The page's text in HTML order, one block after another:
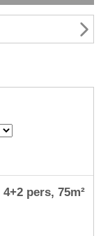
4+2 pers, 75m²